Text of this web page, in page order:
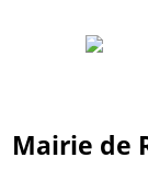
Mairie de